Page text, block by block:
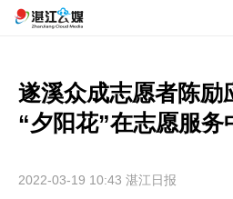
遂溪众成志愿者陈励
“夕阳花”在志愿服务
2022-03-19 10:43 湛江日报